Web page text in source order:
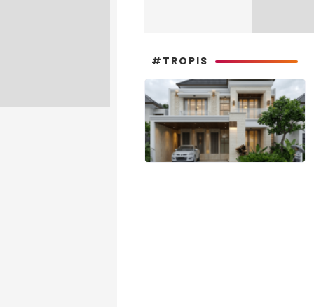
#TROPIS